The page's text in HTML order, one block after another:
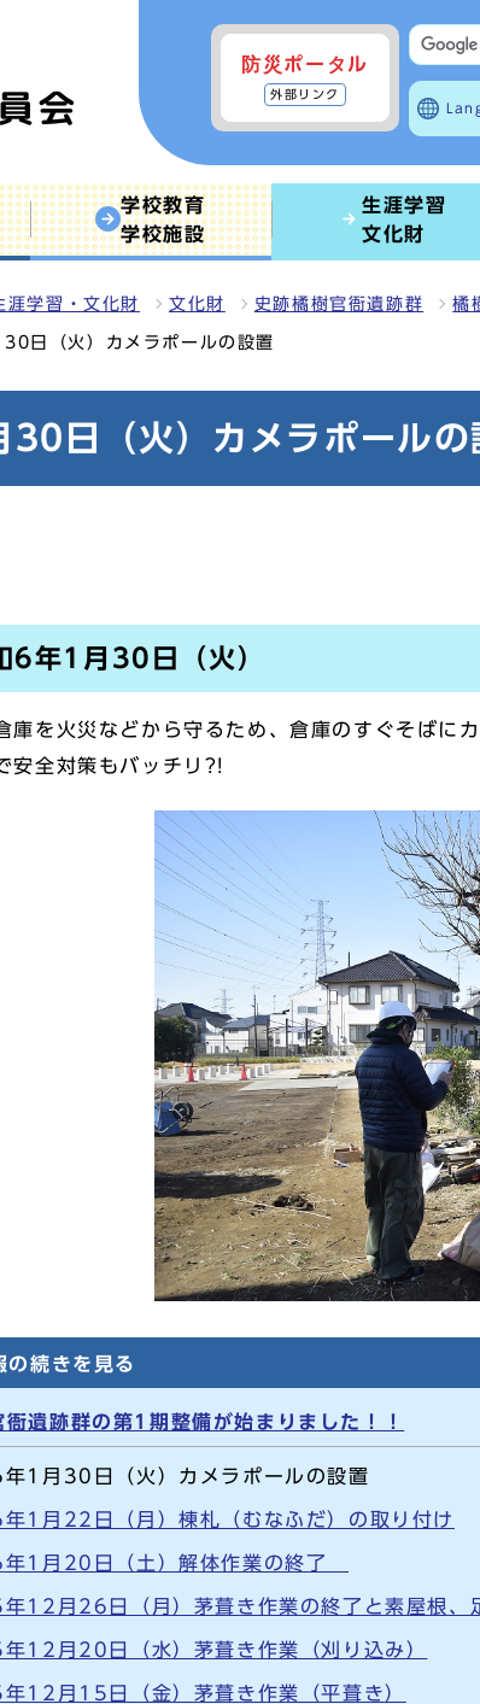
防災ポータル
外部リンク
学校教育
学校施設
生涯学習
文化財
涯学習・文化財 文化財 史跡橘樹官衙遺跡群 橘
日（火）カメラポールの設置
30日（火）カメラポールの
6年1月30日（火）
を火災などから守るため、倉庫のすぐそばにカ
安全対策もバッチリ?!
の続きを見る
衙遺跡群の第1期整備が始まりました！！
1月30日（火）カメラポールの設置
1月22日（月）棟札（むなふだ）の取り付け
年1月20日（土）解体作業の終了
12月26日（月）茅葺き作業の終了と素屋根、
12月20日（水）茅葺き作業（刈り込み）
12月15日（金）茅葺き作業（平葺き）